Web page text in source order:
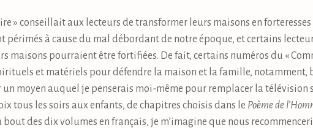
» conseillait aux lecteurs de transformer leurs maisons en
périmés à cause du mal débordant de notre époque, et certains
maisons pourraient être fortifiées. De fait, certains numéros du «
et matériels pour défendre la maison et la famille, notamment,
moyen auquel je penserais moi-même pour remplacer la télévision
tous les soirs aux enfants, de chapitres choisis dans le Poème de
des dix volumes en français, je m’imagine que nous